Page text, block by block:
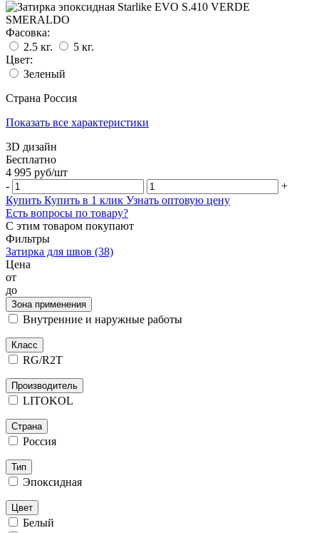
Фасовка:
2.5 кг.
5 кг.
Цвет:
Зеленый
Страна Россия
Показать все характеристики
3D дизайн
Бесплатно
4 995 руб/шт
-
+
Купить Купить в 1 клик Узнать оптовую цену
Есть вопросы по товару?
С этим товаром покупают
Фильтры
Затирка для швов (38)
Цена
от
до
Зона применения
Внутренние и наружные работы
Класс
RG/R2T
Производитель
LITOKOL
Страна
Россия
Тип
Эпоксидная
Цвет
Белый